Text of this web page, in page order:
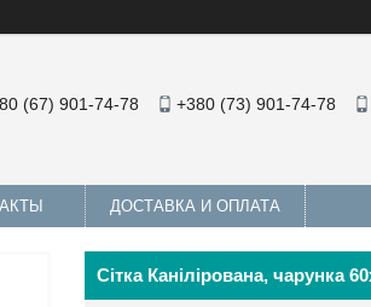
(67) 901-74-78 +380 (73) 901-74-78
ДОСТАВКА И ОПЛАТА
Сітка Канілірована, чарунка